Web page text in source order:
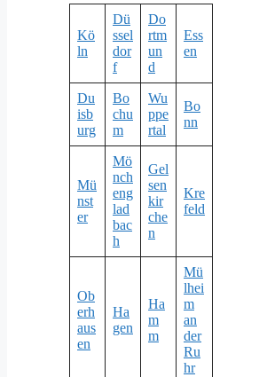
Kö
ln
Dü
ssel
dor
f
Do
rtm
un
d
Ess
en
Du
isb
urg
Bo
chu
m
Wu
ppe
rtal
Bo
nn
Mü
nst
er
Mö
nch
eng
lad
bac
h
Gel
sen
kir
che
n
Kre
feld
Ob
erh
aus
en
Ha
gen
Ha
m
m
Mü
lhei
m
an
der
Ru
hr